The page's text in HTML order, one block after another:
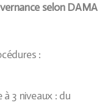
selon DAMA
:
3 niveaux : du